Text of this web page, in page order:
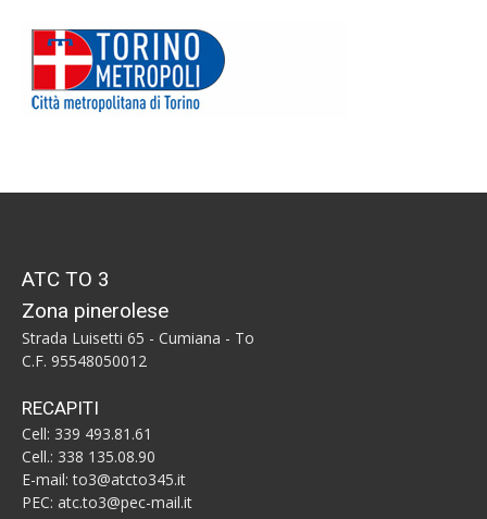
ATC TO 3
Zona pinerolese
Strada Luisetti 65 - Cumiana - To
C.F. 95548050012
RECAPITI
Cell: 339 493.81.61
Cell.: 338 135.08.90
E-mail: to3@atcto345.it
PEC: atc.to3@pec-mail.it